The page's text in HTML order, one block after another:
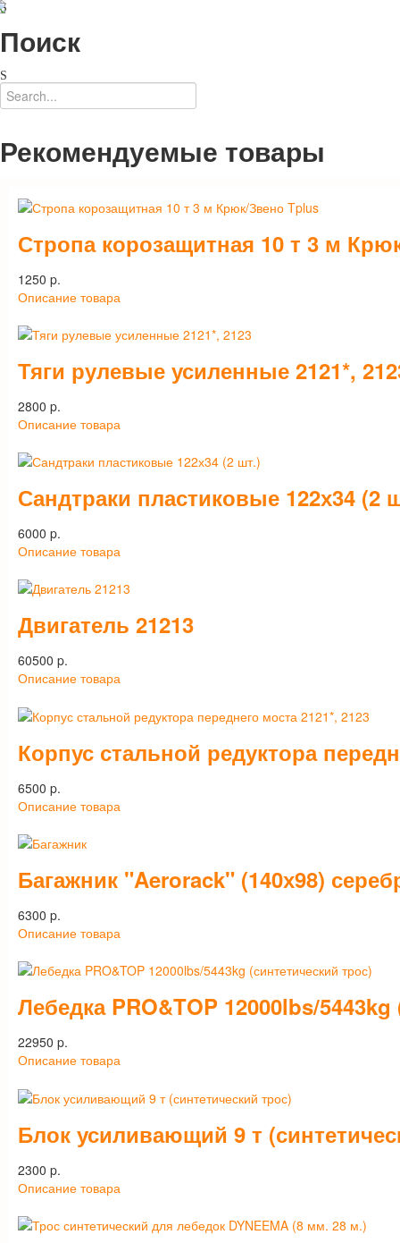
Поиск
Рекомендуемые товары
Стропа корозащитная 10 т 3 м
1250 p.
Описание товара
Тяги рулевые усиленные 2121*,
2800 p.
Описание товара
Сандтраки пластиковые 122х34 (2
6000 p.
Описание товара
Двигатель 21213
60500 p.
Описание товара
Корпус стальной редуктора
6500 p.
Описание товара
Багажник "Aerorack" (140х98)
6300 p.
Описание товара
Лебедка PRO&TOP 12000lbs/
22950 p.
Описание товара
Блок усиливающий 9 т
2300 p.
Описание товара